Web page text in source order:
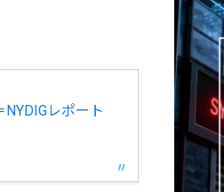
レポート